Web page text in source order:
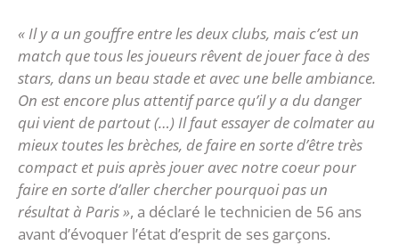
« Il y a un gouffre entre les deux clubs, mais c’est un
match que tous les joueurs rêvent de jouer face à des
stars, dans un beau stade et avec une belle ambiance.
On est encore plus attentif parce qu’il y a du danger
qui vient de partout (…) Il faut essayer de colmater au
mieux toutes les brèches, de faire en sorte d’être très
compact et puis après jouer avec notre coeur pour
faire en sorte d’aller chercher pourquoi pas un
résultat à Paris », a déclaré le technicien de 56 ans
avant d’évoquer l’état d’esprit de ses garçons.